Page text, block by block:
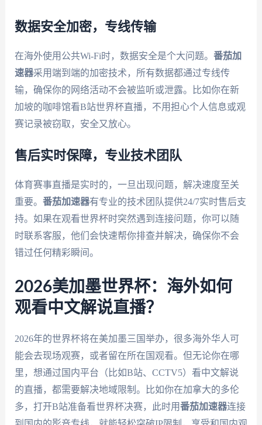
数据安全加密，专线传输
在海外使用公共Wi-Fi时，数据安全是个大问题。 番茄加
速器采用端到端的加密技术，所有数据都通过专线传
输，确保你的网络活动不会被监听或泄露。比如你在新
加坡的咖啡馆看B站世界杯直播，不用担心个人信息或观
赛记录被窃取，安全又放心。
售后实时保障，专业技术团队
体育赛事直播是实时的，一旦出现问题，解决速度至关
重要。 番茄加速器有专业的技术团队提供24/7实时售后支
持。如果在观看世界杯时突然遇到连接问题，你可以随
时联系客服，他们会快速帮你排查并解决，确保你不会
错过任何精彩瞬间。
2026美加墨世界杯：海外如何
观看中文解说直播？
2026年的世界杯将在美加墨三国举办，很多海外华人可
能会去现场观赛，或者留在所在国观看。但无论你在哪
里，想通过国内平台（比如B站、CCTV5）看中文解说
的直播，都需要解决地域限制。比如你在加拿大的多伦
多，打开B站准备看世界杯决赛，此时用番茄加速器连接